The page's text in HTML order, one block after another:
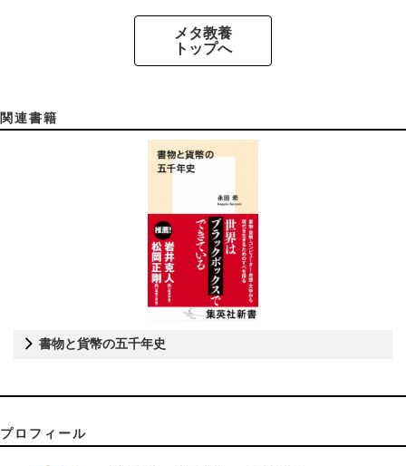
メタ教養
トップへ
関連書籍
書物と貨幣の五千年史
プロフィール